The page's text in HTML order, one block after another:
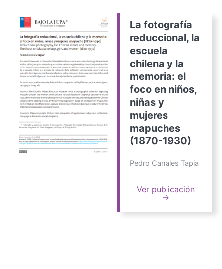
La fotografía
reduccional, la
escuela
chilena y la
memoria: el
foco en niños,
niñas y
mujeres
mapuches
(1870-1930)
Pedro Canales Tapia
Ver publicación
→